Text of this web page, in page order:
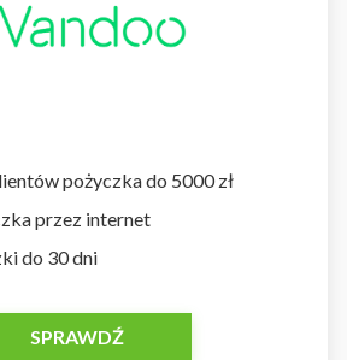
pożyczka do 5000 zł
przez internet
do 30 dni
SPRAWDŹ